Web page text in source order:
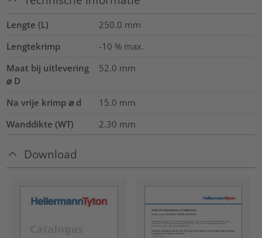
Lengte (L) 250.0 mm
Lengtekrimp
-10 % max.
Maat bij uitlevering
⌀ D
52.0 mm
Na vrije krimp ⌀ d 15.0 mm
Wanddikte (WT)
2.30 mm
Download